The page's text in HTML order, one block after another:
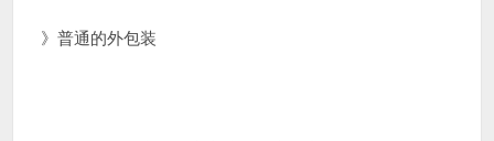
》普通的外包装